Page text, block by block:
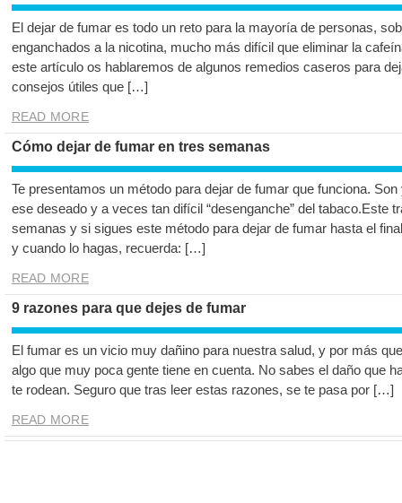
El dejar de fumar es todo un reto para la mayoría de personas,
enganchados a la nicotina, mucho más difícil que eliminar la
este artículo os hablaremos de algunos remedios caseros para
consejos útiles que […]
READ MORE
Cómo dejar de fumar en tres semanas
Te presentamos un método para dejar de fumar que funciona.
ese deseado y a veces tan difícil “desenganche” del tabaco.Este
semanas y si sigues este método para dejar de fumar hasta el
y cuando lo hagas, recuerda: […]
READ MORE
9 razones para que dejes de fumar
El fumar es un vicio muy dañino para nuestra salud, y por más
algo que muy poca gente tiene en cuenta. No sabes el daño que
te rodean. Seguro que tras leer estas razones, se te pasa por […]
READ MORE